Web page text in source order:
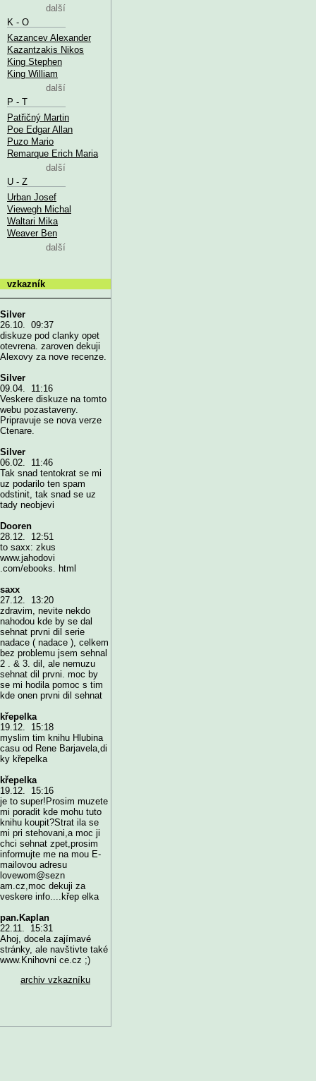
další
K - O
Kazancev Alexander
Kazantzakis Nikos
King Stephen
King William
další
P - T
Patřičný Martin
Poe Edgar Allan
Puzo Mario
Remarque Erich Maria
další
U - Z
Urban Josef
Viewegh Michal
Waltari Mika
Weaver Ben
další
vzkazník
Silver
26.10. 09:37
diskuze pod clanky opet
otevrena. zaroven dekuji
Alexovy za nove recenze.
Silver
09.04. 11:16
Veskere diskuze na tomto
webu pozastaveny.
Pripravuje se nova verze
Ctenare.
Silver
06.02. 11:46
Tak snad tentokrat se mi
uz podarilo ten spam
odstinit, tak snad se uz
tady neobjevi
Dooren
28.12. 12:51
to saxx: zkus
www.jahodovi
.com/ebooks. html
saxx
27.12. 13:20
zdravim, nevite nekdo
nahodou kde by se dal
sehnat prvni dil serie
nadace ( nadace ), celkem
bez problemu jsem sehnal
2 . & 3. dil, ale nemuzu
sehnat dil prvni. moc by
se mi hodila pomoc s tim
kde onen prvni dil sehnat
křepelka
19.12. 15:18
myslim tim knihu Hlubina
casu od Rene Barjavela,di
ky křepelka
křepelka
19.12. 15:16
je to super!Prosim muzete
mi poradit kde mohu tuto
knihu koupit?Strat ila se
mi pri stehovani,a moc ji
chci sehnat zpet,prosim
informujte me na mou E-
mailovou adresu
lovewom@sezn
am.cz,moc dekuji za
veskere info....křep elka
pan.Kaplan
22.11. 15:31
Ahoj, docela zajímavé
stránky, ale navštivte také
www.Knihovni ce.cz ;)
archiv vzkazníku